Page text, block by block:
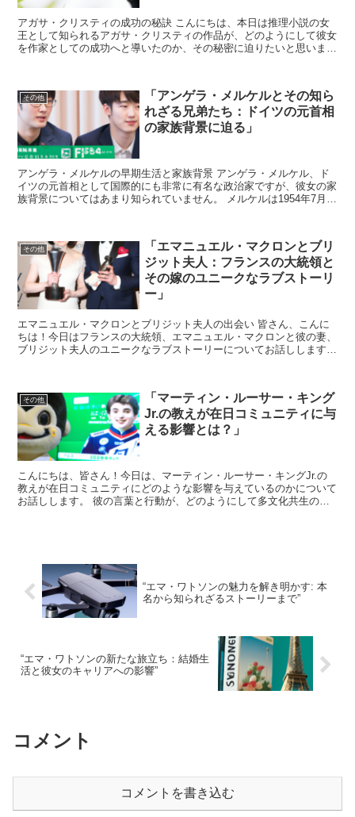
アガサ・クリスティの成功の秘訣 こんにちは、本日は推理小説の女
王として知られるアガサ・クリスティの作品が、どのようにして彼女
を作家としての成功へと導いたのか、その秘密に迫りたいと思いま
その他
「アンゲラ・メルケルとその知ら
れざる兄弟たち：ドイツの元首相
の家族背景に迫る」
アンゲラ・メルケルの早期生活と家族背景 アンゲラ・メルケル、ド
イツの元首相として国際的にも非常に有名な政治家ですが、彼女の家
族背景についてはあまり知られていません。 メルケルは1954年7月
その他
「エマニュエル・マクロンとブリ
ジット夫人：フランスの大統領と
その嫁のユニークなラブストーリ
ー」
エマニュエル・マクロンとブリジット夫人の出会い 皆さん、こんに
ちは！今日はフランスの大統領、エマニュエル・マクロンと彼の妻、
ブリジット夫人のユニークなラブストーリーについてお話しします。
その他
「マーティン・ルーサー・キング
Jr.の教えが在日コミュニティに与
える影響とは？」
こんにちは、皆さん！今日は、マーティン・ルーサー・キングJr.の
教えが在日コミュニティにどのような影響を与えているのかについて
お話しします。 彼の言葉と行動が、どのようにして多文化共生の理
“エマ・ワトソンの魅力を解き明かす: 本
名から知られざるストーリーまで”
“エマ・ワトソンの新たな旅立ち：結婚生
活と彼女のキャリアへの影響”
コメント
コメントを書き込む